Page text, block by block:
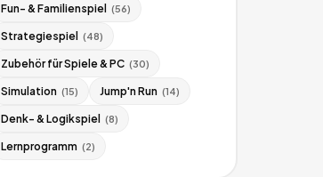
Fun- & Familienspiel (56)
Strategiespiel (48)
Zubehör für Spiele & PC (30)
Simulation (15) Jump'n Run (14)
Denk- & Logikspiel (8)
Lernprogramm (2)